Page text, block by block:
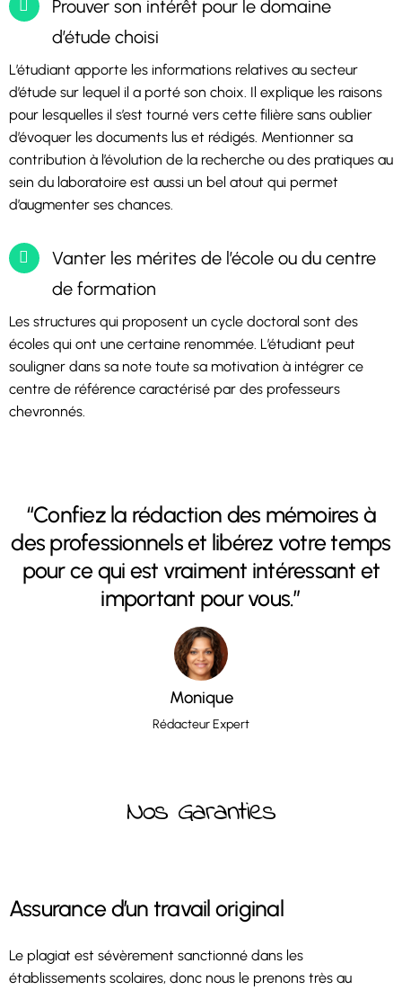
Prouver son intérêt pour le domaine
d’étude choisi
L’étudiant apporte les informations relatives au secteur
d’étude sur lequel il a porté son choix. Il explique les raisons
pour lesquelles il s’est tourné vers cette filière sans oublier
d’évoquer les documents lus et rédigés. Mentionner sa
contribution à l’évolution de la recherche ou des pratiques au
sein du laboratoire est aussi un bel atout qui permet
d’augmenter ses chances.
Vanter les mérites de l’école ou du centre
de formation
Les structures qui proposent un cycle doctoral sont des
écoles qui ont une certaine renommée. L’étudiant peut
souligner dans sa note toute sa motivation à intégrer ce
centre de référence caractérisé par des professeurs
chevronnés.
“Confiez la rédaction des mémoires à
des professionnels et libérez votre temps
pour ce qui est vraiment intéressant et
important pour vous.”
Monique
Rédacteur Expert
Nos Garanties
Assurance d’un travail original
Le plagiat est sévèrement sanctionné dans les
établissements scolaires, donc nous le prenons très au